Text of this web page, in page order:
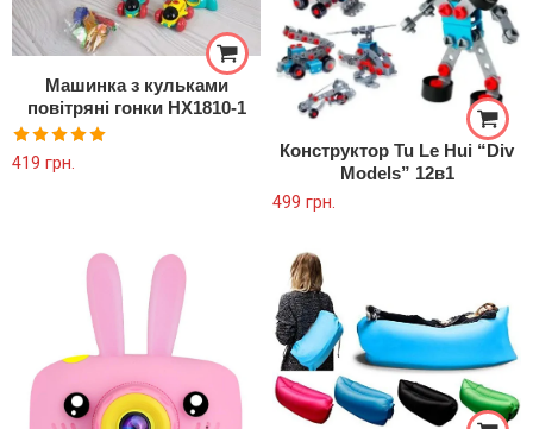
Машинка з кульками
повітряні гонки HX1810-1
Оцінено в
419 грн.
Конструктор Tu Le Hui “Div
Models” 12в1
499 грн.